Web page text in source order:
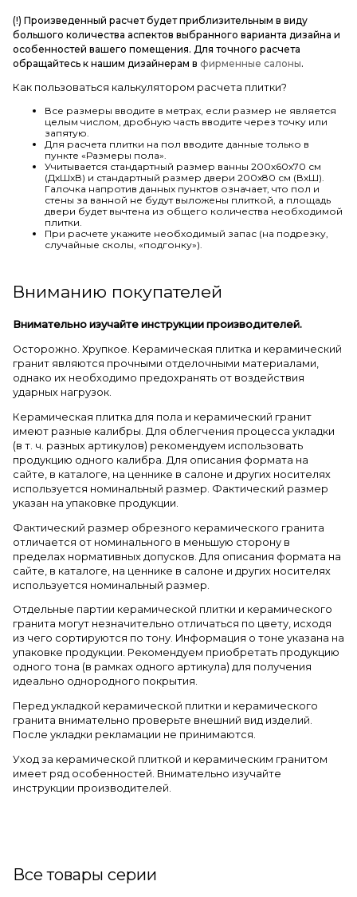
(!) Произведенный расчет будет приблизительным в виду
большого количества аспектов выбранного варианта дизайна и
особенностей вашего помещения. Для точного расчета
обращайтесь к нашим дизайнерам в фирменные салоны.
Как пользоваться калькулятором расчета плитки?
Все размеры вводите в метрах, если размер не является
целым числом, дробную часть вводите через точку или
запятую.
Для расчета плитки на пол вводите данные только в
пункте «Размеры пола».
Учитывается стандартный размер ванны 200х60х70 см
(ДхШхВ) и стандартный размер двери 200х80 см (ВхШ).
Галочка напротив данных пунктов означает, что пол и
стены за ванной не будут выложены плиткой, а площадь
двери будет вычтена из общего количества необходимой
плитки.
При расчете укажите необходимый запас (на подрезку,
случайные сколы, «подгонку»).
Вниманию покупателей
Внимательно изучайте инструкции производителей.
Осторожно. Хрупкое. Керамическая плитка и керамический
гранит являются прочными отделочными материалами,
однако их необходимо предохранять от воздействия
ударных нагрузок.
Керамическая плитка для пола и керамический гранит
имеют разные калибры. Для облегчения процесса укладки
(в т. ч. разных артикулов) рекомендуем использовать
продукцию одного калибра. Для описания формата на
сайте, в каталоге, на ценнике в салоне и других носителях
используется номинальный размер. Фактический размер
указан на упаковке продукции.
Фактический размер обрезного керамического гранита
отличается от номинального в меньшую сторону в
пределах нормативных допусков. Для описания формата на
сайте, в каталоге, на ценнике в салоне и других носителях
используется номинальный размер.
Отдельные партии керамической плитки и керамического
гранита могут незначительно отличаться по цвету, исходя
из чего сортируются по тону. Информация о тоне указана на
упаковке продукции. Рекомендуем приобретать продукцию
одного тона (в рамках одного артикула) для получения
идеально однородного покрытия.
Перед укладкой керамической плитки и керамического
гранита внимательно проверьте внешний вид изделий.
После укладки рекламации не принимаются.
Уход за керамической плиткой и керамическим гранитом
имеет ряд особенностей. Внимательно изучайте
инструкции производителей.
Все товары серии